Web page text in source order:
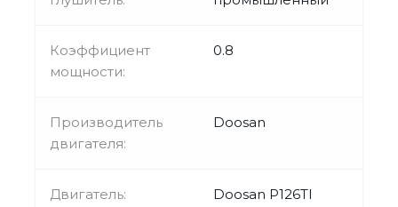
Коэффициент
мощности:
0.8
Производитель
двигателя:
Doosan
Двигатель: Doosan P126TI